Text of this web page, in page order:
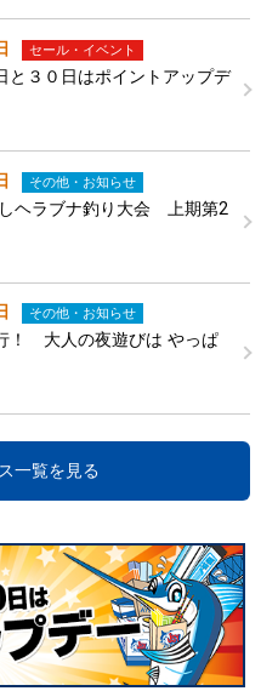
セール・イベント
と３０日はポイントアップデ
その他・お知らせ
ヘラブナ釣り大会 上期第2
その他・お知らせ
！ 大人の夜遊びは やっぱ
一覧を見る